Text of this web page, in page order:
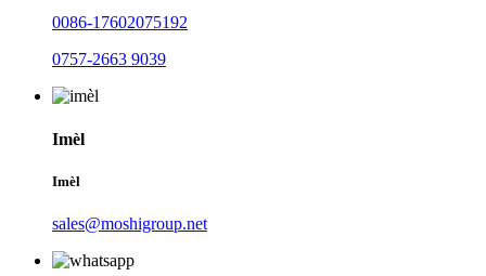
0086-17602075192
0757-2663 9039
Imèl
Imèl
sales@moshigroup.net